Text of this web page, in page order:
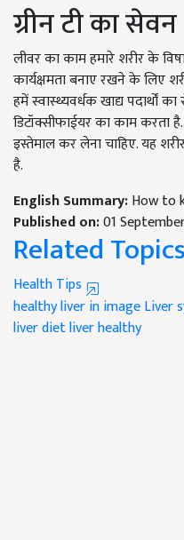
ग्रीन टी का सेवन
लीवर का काम हमारे शरीर के
कार्यक्षमता बनाए रखने के लिए
हमें स्वास्थ्यवर्धक खाद्य पदार्थों
डिटॉक्सीफाईयर का काम करता
इस्तेमाल कर लेना चाहिए. यह
है.
English Summary:How to
Published on:01
Related Topics
Health Tips
healthy liver in imageLiver
liver dietliver healthy